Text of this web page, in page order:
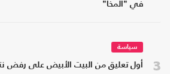
في "المخا"
3
سياسة
أول تعليق من البيت الأبيض على رفض